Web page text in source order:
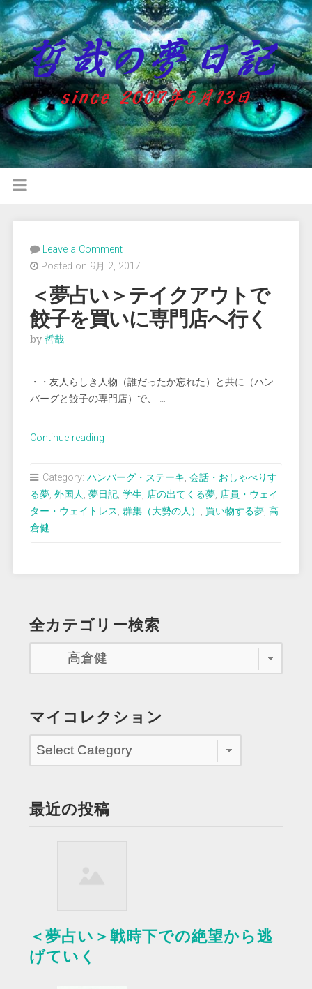
Leave a Comment
Posted on 9月 2, 2017
＜夢占い＞テイクアウトで
餃子を買いに専門店へ行く
by 哲哉
・・友人らしき人物（誰だったか忘れた）と共に（ハン
バーグと餃子の専門店）で、 …
Continue reading“＜
い
ア
で
子
を
に
専
門
行
Category: ハンバーグ・ステーキ, 会話・おしゃべりす
る夢, 外国人, 夢日記, 学生, 店の出てくる夢, 店員・ウェイ
ター・ウェイトレス, 群集（大勢の人） , 買い物する夢, 高
倉健
全カテゴリー検索
マイコレクション
最近の投稿
＜夢占い＞戦時下での絶望から逃
げていく